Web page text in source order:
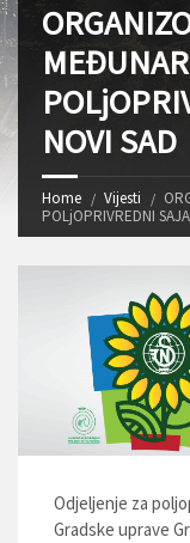
NOVI SAD
Home Vijesti
POLjOPRIVREDNI
Odjeljenje za
Gradske uprave